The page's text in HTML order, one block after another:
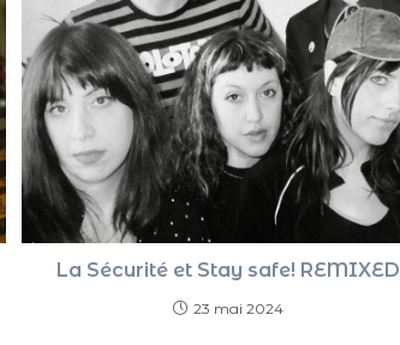
La Sécurité et Stay safe! REMIXED
23 mai 2024